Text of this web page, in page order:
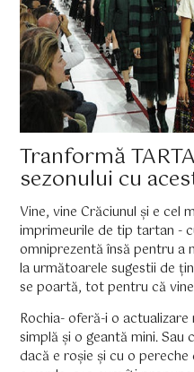
Tranformă
sezonului cu
Vine, vine Crăciunul și e cel
imprimeurile de tip tartan -
omniprezentă însă pentru a
la următoarele sugestii de
se poartă, tot pentru că
Rochia- oferă-i o
simplă și o geantă mini.
dacă e roșie și cu o